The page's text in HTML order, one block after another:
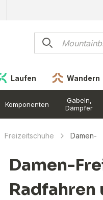
Laufen Wandern
Komponenten
Gabeln,
Dämpfer
Freizeitschuhe Damen-
Damen-
Radfahren